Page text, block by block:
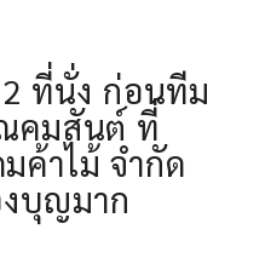
ที่นั่ง ก่อนทีม
คมสันต์ ที่
ค้าไม้ จำกัด
บุญมาก